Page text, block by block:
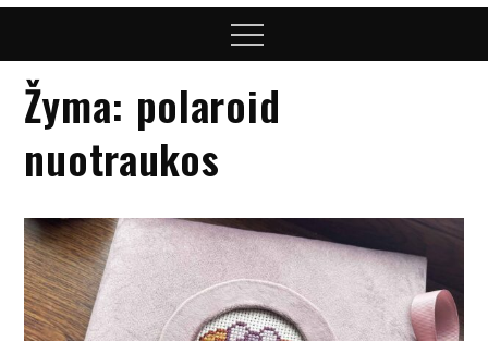
Menu
Žyma: polaroid
nuotraukos